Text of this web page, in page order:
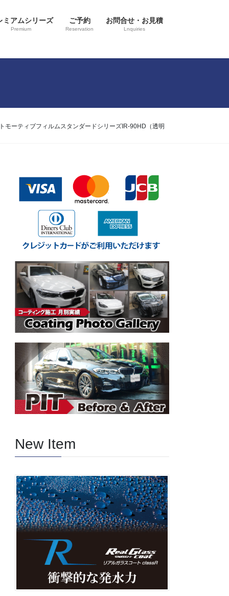
ミアムシリーズ
Premium
ご予約
Reservation
お問合せ・お見積
Lnquiries
モーティブフィルムスタンダードシリーズIR-90HD（透明
New Item